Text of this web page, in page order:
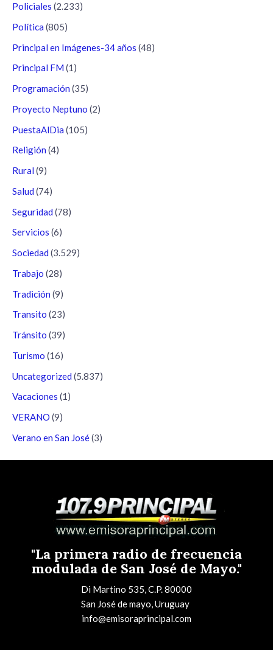
Policiales (2.233)
Política (805)
Principal en Imágenes-34 años (48)
Principal FM (1)
Programación (35)
Proyecto Neptuno (2)
PuestaAlDia (105)
Religión (4)
Rural (9)
Salud (74)
Seguridad (78)
Servicios (6)
Sociedad (3.529)
Trabajo (28)
Tradición (9)
Transito (23)
Tránsito (39)
Turismo (16)
Uncategorized (5.837)
Vacaciones (1)
VERANO (9)
Verano en San José(3)
"La primera radio de frecuencia
modulada de San José de Mayo."
Di Martino 535, C.P. 80000
San José de mayo, Uruguay
info@emisoraprincipal.com